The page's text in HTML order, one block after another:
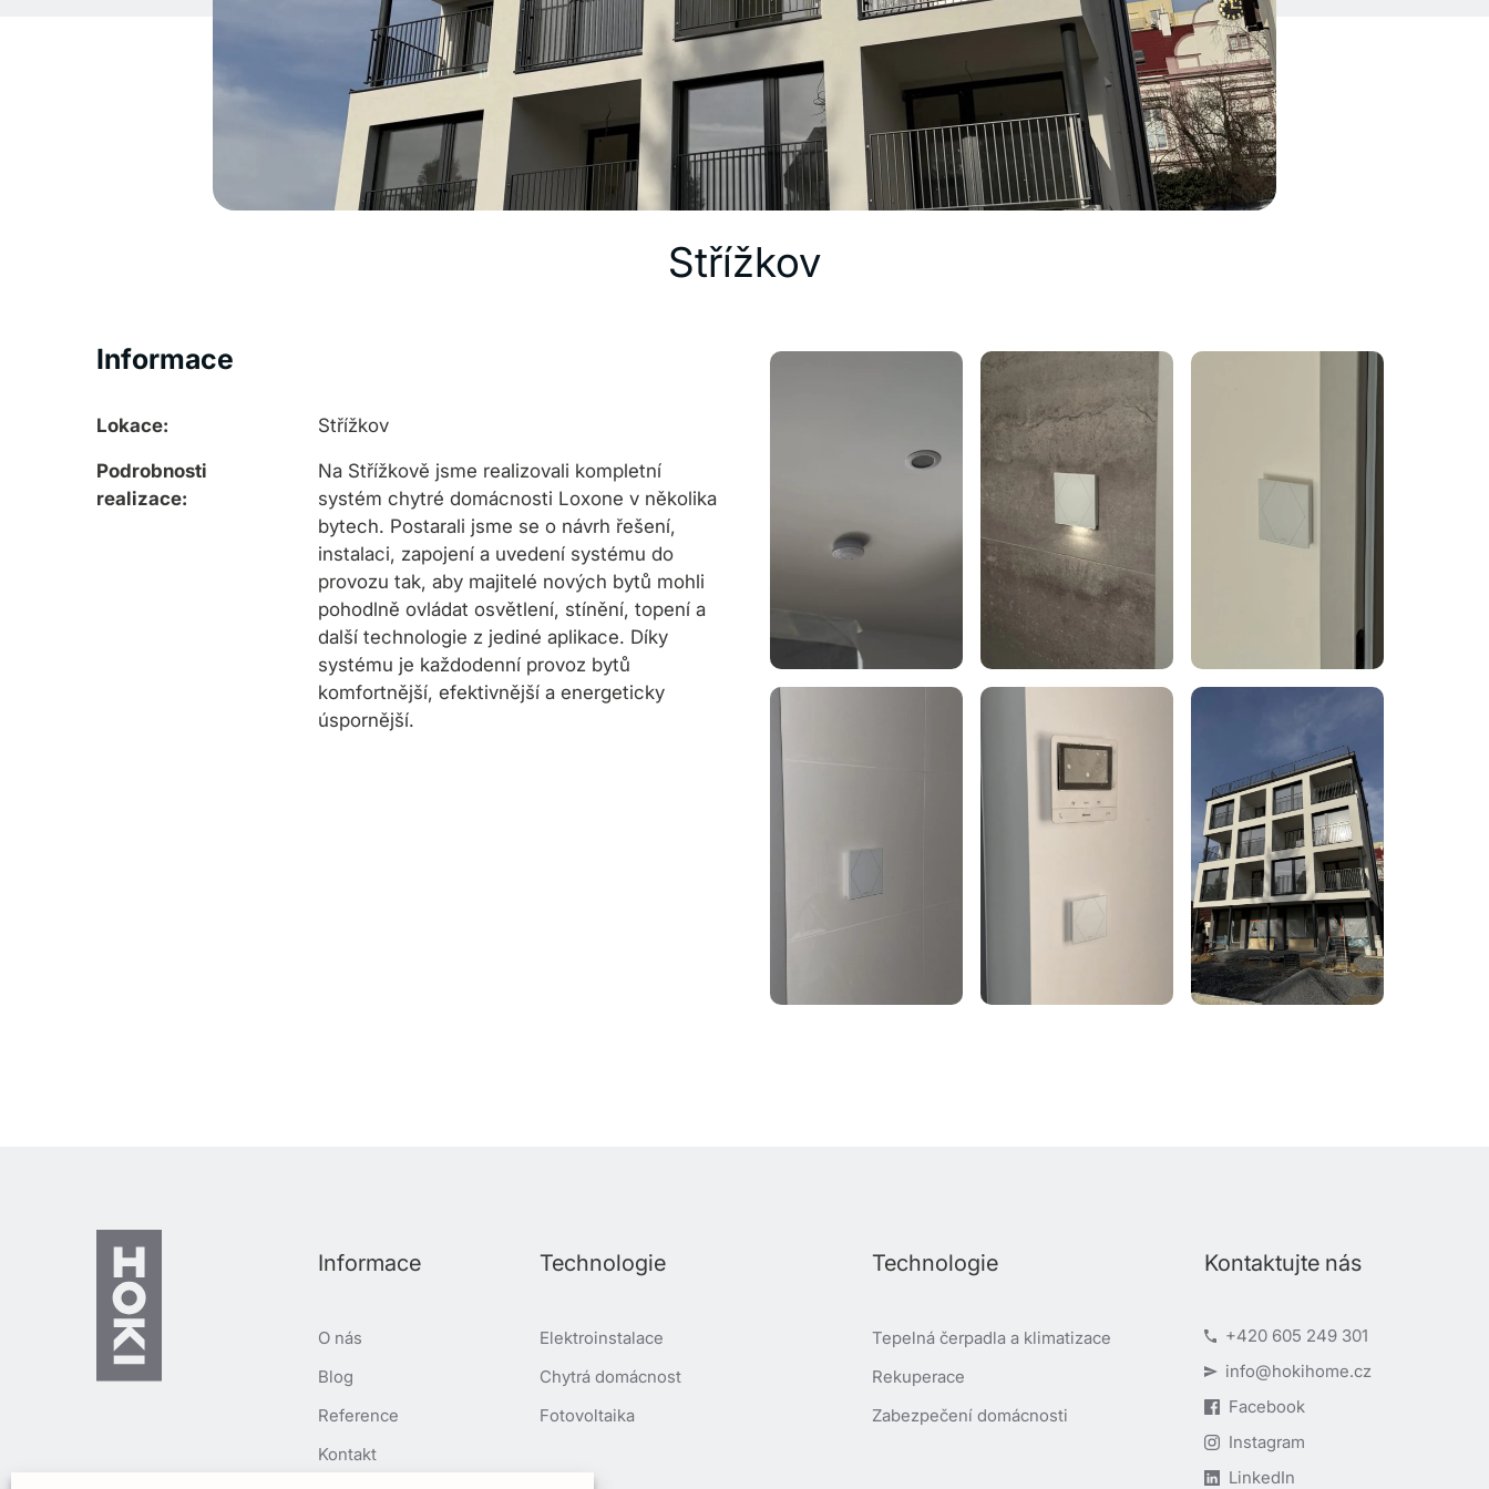
Střížkov
Informace
Lokace: Střížkov
Podrobnosti
realizace:
Na Střížkově jsme realizovali kompletní
systém chytré domácnosti Loxone v několika
bytech. Postarali jsme se o návrh řešení,
instalaci, zapojení a uvedení systému do
provozu tak, aby majitelé nových bytů mohli
pohodlně ovládat osvětlení, stínění, topení a
další technologie z jediné aplikace. Díky
systému je každodenní provoz bytů
komfortnější, efektivnější a energeticky
úspornější.
Informace
O nás
Blog
Reference
Kontakt
Technologie
Elektroinstalace
Chytrá domácnost
Fotovoltaika
Technologie
Tepelná čerpadla a klimatizace
Rekuperace
Zabezpečení domácnosti
Kontaktujte nás
+420 605 249 301
info@hokihome.cz
Facebook
Instagram
LinkedIn